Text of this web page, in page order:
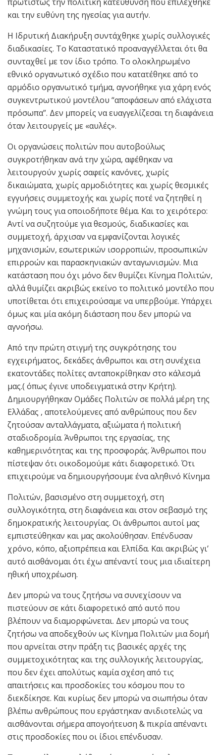
και την ευθύνη της ηγεσίας για αυτήν.
Η Ιδρυτική Διακήρυξη συντάχθηκε χωρίς συλλογικές
διαδικασίες. Το Καταστατικό προαναγγέλλεται ότι θα
συνταχθεί με τον ίδιο τρόπο. Το ολοκληρωμένο
εθνικό οργανωτικό σχέδιο που κατατέθηκε από το
αρμόδιο οργανωτικό τμήμα, αγνοήθηκε για χάρη ενός
συγκεντρωτικού μοντέλου “αποφάσεων από ελάχιστα
πρόσωπα”. Δεν μπορείς να ευαγγελίζεσαι τη διαφάνεια
όταν λειτουργείς με «αυλές».
Οι οργανώσεις πολιτών που αυτοβούλως
συγκροτήθηκαν ανά την χώρα, αφέθηκαν να
λειτουργούν χωρίς σαφείς κανόνες, χωρίς
δικαιώματα, χωρίς αρμοδιότητες και χωρίς θεσμικές
εγγυήσεις συμμετοχής και χωρίς ποτέ να ζητηθεί η
γνώμη τους για οποιοδήποτε θέμα. Και το χειρότερο:
Αντί να συζητούμε για θεσμούς, διαδικασίες και
συμμετοχή, άρχισαν να εμφανίζονται λογικές
μηχανισμών, εσωτερικών ισορροπιών, προσωπικών
επιρροών και παρασκηνιακών ανταγωνισμών. Μια
κατάσταση που όχι μόνο δεν θυμίζει Κίνημα Πολιτών,
αλλά θυμίζει ακριβώς εκείνο το πολιτικό μοντέλο που
υποτίθεται ότι επιχειρούσαμε να υπερβούμε. Υπάρχει
όμως και μία ακόμη διάσταση που δεν μπορώ να
αγνοήσω.
Από την πρώτη στιγμή της συγκρότησης του
εγχειρήματος, δεκάδες άνθρωποι και στη συνέχεια
εκατοντάδες πολίτες ανταποκρίθηκαν στο κάλεσμά
μας.( όπως έγινε υποδειγματικά στην Κρήτη).
Δημιουργήθηκαν Ομάδες Πολιτών σε πολλά μέρη της
Ελλάδας , αποτελούμενες από ανθρώπους που δεν
ζητούσαν ανταλλάγματα, αξιώματα ή πολιτική
σταδιοδρομία. Άνθρωποι της εργασίας, της
καθημερινότητας και της προσφοράς. Άνθρωποι που
πίστεψαν ότι οικοδομούμε κάτι διαφορετικό. Ότι
επιχειρούμε να δημιουργήσουμε ένα αληθινό Κίνημα
Πολιτών, βασισμένο στη συμμετοχή, στη
συλλογικότητα, στη διαφάνεια και στον σεβασμό της
δημοκρατικής λειτουργίας. Οι άνθρωποι αυτοί μας
εμπιστεύθηκαν και μας ακολούθησαν. Επένδυσαν
χρόνο, κόπο, αξιοπρέπεια και Ελπίδα. Και ακριβώς γι’
αυτό αισθάνομαι ότι έχω απέναντί τους μια ιδιαίτερη
ηθική υποχρέωση.
Δεν μπορώ να τους ζητήσω να συνεχίσουν να
πιστεύουν σε κάτι διαφορετικό από αυτό που
βλέπουν να διαμορφώνεται. Δεν μπορώ να τους
ζητήσω να αποδεχθούν ως Κίνημα Πολιτών μια δομή
που αρνείται στην πράξη τις βασικές αρχές της
συμμετοχικότητας και της συλλογικής λειτουργίας,
που δεν έχει απολύτως καμία σχέση από τις
απαιτήσεις και προσδοκίες του κόσμου που το
διεκδίκησε. Και κυρίως δεν μπορώ να σιωπήσω όταν
βλέπω ανθρώπους που εργάστηκαν ανιδιοτελώς να
αισθάνονται σήμερα απογοήτευση & πικρία απέναντι
στις προσδοκίες που οι ίδιοι επένδυσαν.